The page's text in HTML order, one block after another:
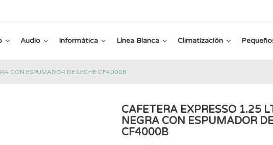
Audio Informática Línea Blanca Climatización
CON ESPUMADOR DE LECHE CF4000B
CAFETERA EXPRESSO 1.25
NEGRA CON ESPUMADOR
CF4000B